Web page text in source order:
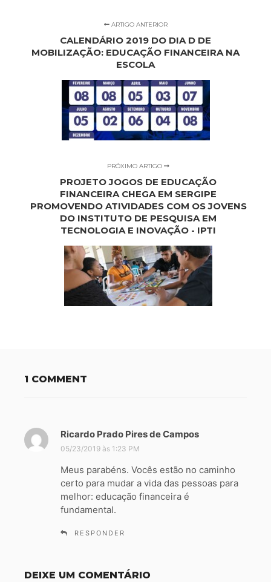
ARTIGO ANTERIOR
CALENDÁRIO 2019 DO DIA D DE
MOBILIZAÇÃO: EDUCAÇÃO FINANCEIRA NA
ESCOLA
PRÓXIMO ARTIGO
PROJETO JOGOS DE EDUCAÇÃO
FINANCEIRA CHEGA EM SERGIPE
PROMOVENDO ATIVIDADES COM OS JOVENS
DO INSTITUTO DE PESQUISA EM
TECNOLOGIA E INOVAÇÃO - IPTI
1 COMMENT
Ricardo Prado Pires de Campos
s
e
05/23/2019 às 1:23 PM
Meus parabéns. Vocês estão no caminho
certo para mudar a vida das pessoas para
melhor: educação financeira é
fundamental.
RESPONDER
DEIXE UM COMENTÁRIO